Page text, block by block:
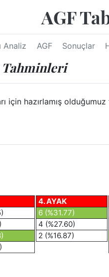
AGF
Analiz AGF Sonuçlar
Tahminleri
için hazırlamış
4. AYAK
6 (%31.77)
4 (%27.60)
2 (%16.87)